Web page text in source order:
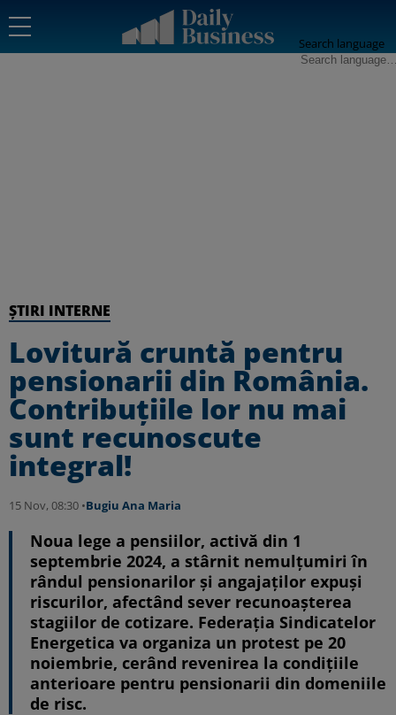
Search language
ȘTIRI INTERNE
Lovitură cruntă pentru
pensionarii din România.
Contribuțiile lor nu mai
sunt recunoscute
integral!
15 Nov, 08:30 •Bugiu ⁠Ana Maria
Noua lege a pensiilor, activă din 1
septembrie 2024, a stârnit nemulțumiri în
rândul pensionarilor și angajaților expuși
riscurilor, afectând sever recunoașterea
stagiilor de cotizare. Federația Sindicatelor
Energetica va organiza un protest pe 20
noiembrie, cerând revenirea la condițiile
anterioare pentru pensionarii din domeniile
de risc.